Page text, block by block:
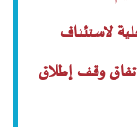
لاستئناف
اتفاق وقف إطلاق